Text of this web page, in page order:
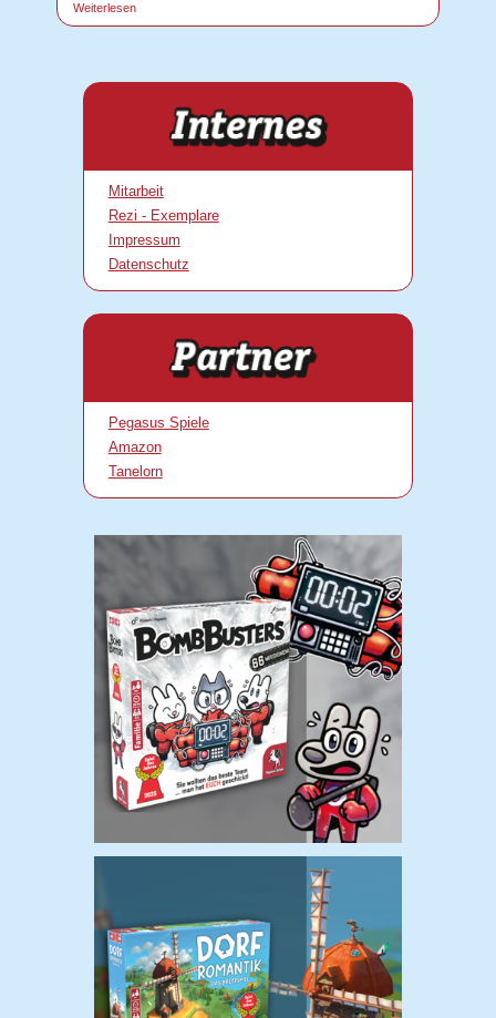
Weiterlesen
Mitarbeit
Rezi - Exemplare
Impressum
Datenschutz
Pegasus Spiele
Amazon
Tanelorn